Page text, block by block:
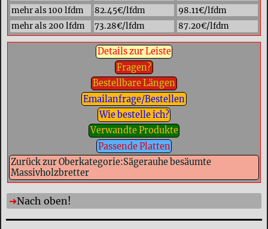
mehr als 100 lfdm
82.45€/lfdm
98.11€/lfdm
mehr als 200 lfdm
73.28€/lfdm 87.20€/lfdm
Details zur Leiste
Fragen?
Bestellbare Längen
Emailanfrage/Bestellen
Wie bestelle ich?
Verwandte Produkte
Passende Platten
Zurück zur Oberkategorie:Sägerauhe besäumte
Massivholzbretter
Nach oben!